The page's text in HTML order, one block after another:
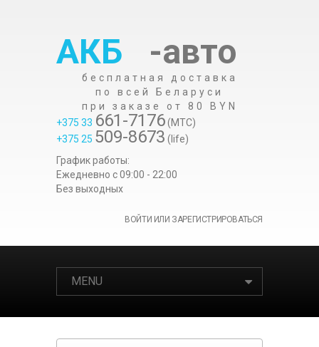
АКБ -авто
бесплатная доставка
по всей Беларуси
при заказе от 80 BYN
+375 33 661-7176(МТС)
+375 25 509-8673 (life)
График работы:
Ежедневно c 09:00 - 22:00
Без выходных
ВОЙТИ ИЛИ ЗАРЕГИСТРИРОВАТЬСЯ
MENU